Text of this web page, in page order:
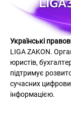
Українські
LIGA ZAKON.
юристів,
підтримує
сучасних
інформацією.